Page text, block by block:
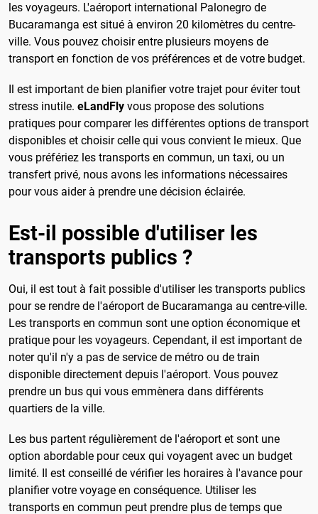
les voyageurs. L'aéroport international Palonegro de
Bucaramanga est situé à environ 20 kilomètres du centre-
ville. Vous pouvez choisir entre plusieurs moyens de
transport en fonction de vos préférences et de votre budget.
Il est important de bien planifier votre trajet pour éviter tout
stress inutile. eLandFly vous propose des solutions
pratiques pour comparer les différentes options de transport
disponibles et choisir celle qui vous convient le mieux. Que
vous préfériez les transports en commun, un taxi, ou un
transfert privé, nous avons les informations nécessaires
pour vous aider à prendre une décision éclairée.
Est-il possible d'utiliser les
transports publics ?
Oui, il est tout à fait possible d'utiliser les transports publics
pour se rendre de l'aéroport de Bucaramanga au centre-ville.
Les transports en commun sont une option économique et
pratique pour les voyageurs. Cependant, il est important de
noter qu'il n'y a pas de service de métro ou de train
disponible directement depuis l'aéroport. Vous pouvez
prendre un bus qui vous emmènera dans différents
quartiers de la ville.
Les bus partent régulièrement de l'aéroport et sont une
option abordable pour ceux qui voyagent avec un budget
limité. Il est conseillé de vérifier les horaires à l'avance pour
planifier votre voyage en conséquence. Utiliser les
transports en commun peut prendre plus de temps que